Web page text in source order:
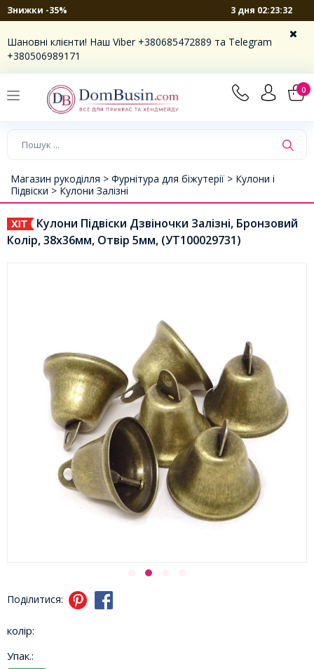
Знижки -35% 3 дня 02:23:32
Шановні клієнти! Наш Viber +380685472889 та Telegram
+380506989171
0
Магазин рукоділля > Фурнітура для біжутерії > Кулони і
Підвіски > Кулони Залізні
Кулони Підвіски Дзвіночки Залізні, Бронзовий
Колір, 38х36мм, Отвір 5мм, (УТ100029731)
Поділитися:
колір:
Упак.: